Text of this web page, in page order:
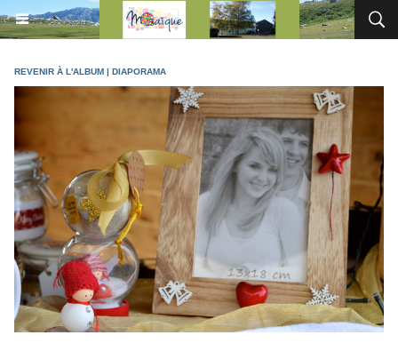
REVENIR À L'ALBUM | DIAPORAMA